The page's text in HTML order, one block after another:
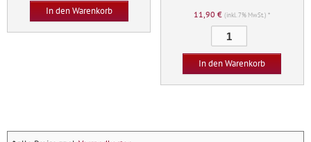
In den Warenkorb
11,90€ (inkl. 7% MwSt.) *
Arithmetik
Menge
In den Warenkorb